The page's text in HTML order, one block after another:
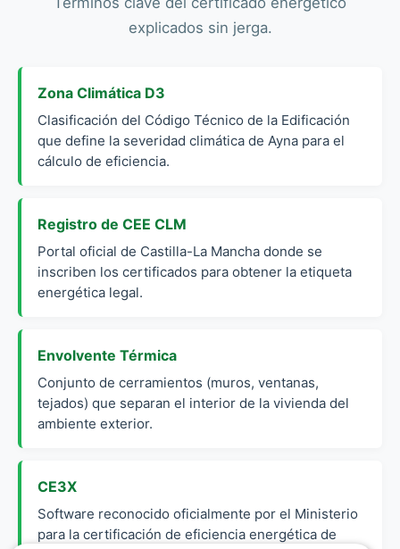
explicados sin jerga.
Zona Climática D3
Clasificación del Código Técnico de la Edificación
que define la severidad climática de Ayna para el
cálculo de eficiencia.
Registro de CEE CLM
Portal oficial de Castilla-La Mancha donde se
inscriben los certificados para obtener la etiqueta
energética legal.
Envolvente Térmica
Conjunto de cerramientos (muros, ventanas,
tejados) que separan el interior de la vivienda del
ambiente exterior.
CE3X
Software reconocido oficialmente por el Ministerio
para la certificación de eficiencia energética de